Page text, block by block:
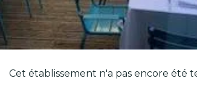
Cet établissement n'a pas encore été